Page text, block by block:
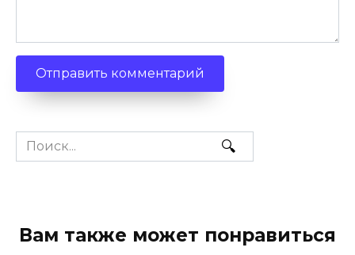
Search
for:
Вам также может понравиться